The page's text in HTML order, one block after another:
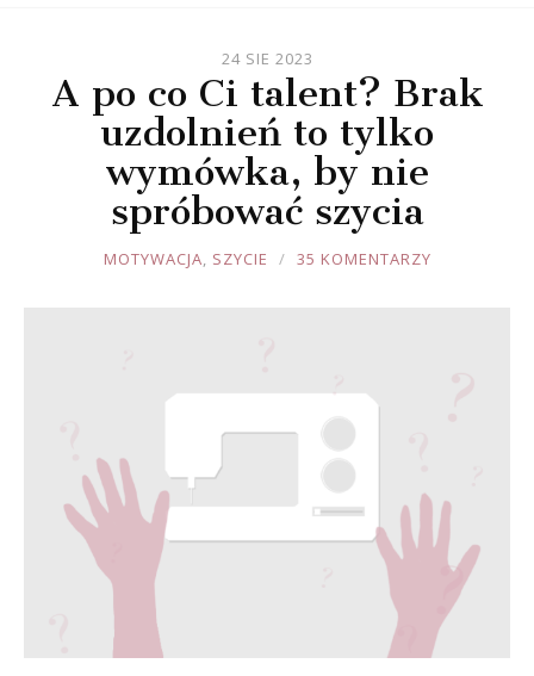
24 SIE 2023
A po co Ci talent? Brak
uzdolnień to tylko
wymówka, by nie
spróbować szycia
JOULE
MOTYWACJA, SZYCIE 35 KOMENTARZY